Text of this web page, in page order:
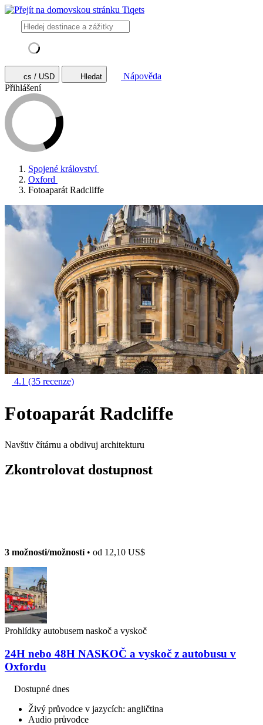
cs / USD Hledat
Nápověda
Přihlášení
Spojené království
Oxford
Fotoaparát Radcliffe
4.1 (35 recenze)
Fotoaparát Radcliffe
Navštiv čítárnu a obdivuj architekturu
Zkontrolovat dostupnost
3 možnosti/možností• od 12,10 US$
Prohlídky autobusem naskoč a vyskoč
24H nebo 48H NASKOČ a vyskoč z autobusu v
Oxfordu
Dostupné dnes
Živý průvodce v jazycích: angličtina
Audio průvodce